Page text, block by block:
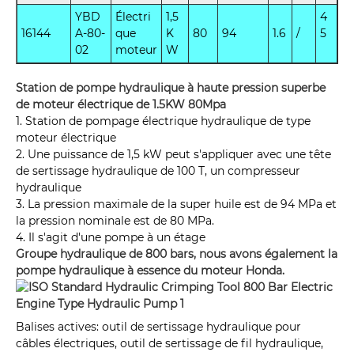
16144
YBD
A-80-
02
Électri
que
moteur
1,5
K
W
80 94 1.6 /
4
5
Station de pompe hydraulique à haute pression superbe
de moteur électrique de 1.5KW 80Mpa
1. Station de pompage électrique hydraulique de type
moteur électrique
2. Une puissance de 1,5 kW peut s'appliquer avec une tête
de sertissage hydraulique de 100 T, un compresseur
hydraulique
3. La pression maximale de la super huile est de 94 MPa et
la pression nominale est de 80 MPa.
4. Il s'agit d'une pompe à un étage
Groupe hydraulique de 800 bars, nous avons également la
pompe hydraulique à essence du moteur Honda.
Balises actives: outil de sertissage hydraulique pour
câbles électriques, outil de sertissage de fil hydraulique,